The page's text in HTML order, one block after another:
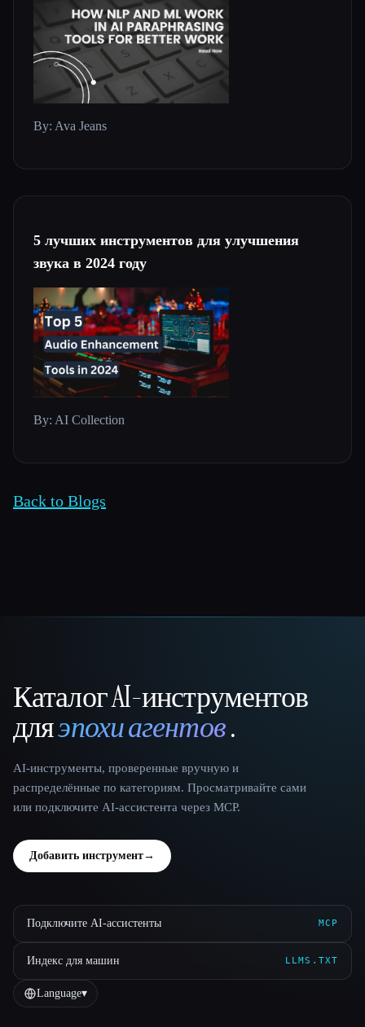
By: Ava Jeans
5 лучших инструментов для улучшения
звука в 2024 году
By: AI Collection
Back to Blogs
That AI Collection
Каталог AI-инструментов
дляэпохи агентов.
AI-инструменты, проверенные вручную и
распределённые по категориям. Просматривайте сами
или подключите AI-ассистента через MCP.
Добавить инструмент→
Подключите AI-ассистенты MCP
Индекс для машин LLMS.TXT
Language▾